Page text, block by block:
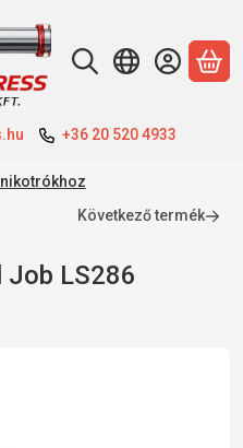
+36 20 520 4933
A
Következő termék
LS286